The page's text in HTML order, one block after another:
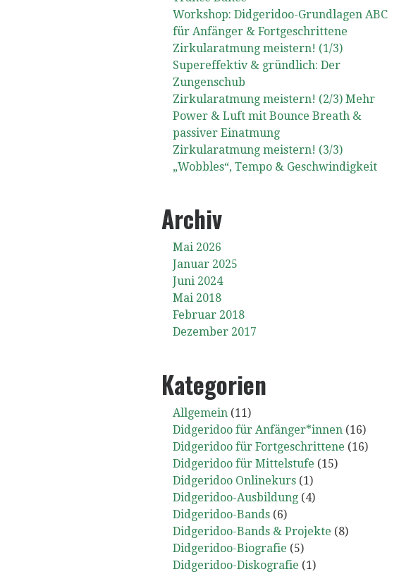
Workshop: Didgeridoo-Grundlagen ABC
für Anfänger & Fortgeschrittene
Zirkularatmung meistern! (1/3)
Supereffektiv & gründlich: Der
Zungenschub
Zirkularatmung meistern! (2/3) Mehr
Power & Luft mit Bounce Breath &
passiver Einatmung
Zirkularatmung meistern! (3/3)
„Wobbles“, Tempo & Geschwindigkeit
Archiv
Mai 2026
Januar 2025
Juni 2024
Mai 2018
Februar 2018
Dezember 2017
Kategorien
Allgemein (11)
Didgeridoo für Anfänger*innen (16)
Didgeridoo für Fortgeschrittene (16)
Didgeridoo für Mittelstufe (15)
Didgeridoo Onlinekurs (1)
Didgeridoo-Ausbildung (4)
Didgeridoo-Bands (6)
Didgeridoo-Bands & Projekte (8)
Didgeridoo-Biografie (5)
Didgeridoo-Diskografie (1)